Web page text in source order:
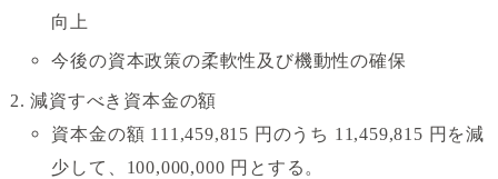
向上
今後の資本政策の柔軟性及び機動性の確保
減資すべき資本金の額
資本金の額 111,459,815 円のうち 11,459,815 円を減
少して、100,000,000 円とする。